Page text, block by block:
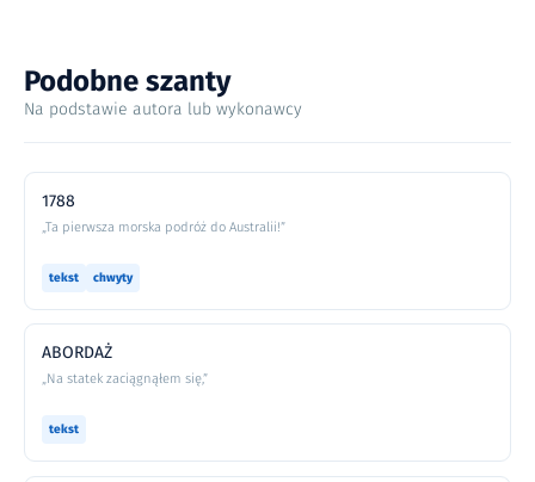
Podobne szanty
Na podstawie autora lub wykonawcy
1788
„Ta pierwsza morska podróż do Australii!”
tekst chwyty
ABORDAŻ
„Na statek zaciągnąłem się,”
tekst